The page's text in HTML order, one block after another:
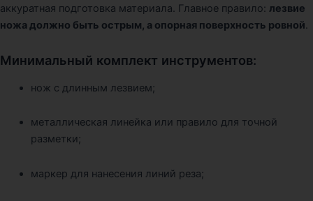
аккуратная подготовка материала. Главное правило: лезвие
ножа должно быть острым, а опорная поверхность ровной.
Минимальный комплект инструментов:
нож с длинным лезвием;
металлическая линейка или правило для точной
разметки;
маркер для нанесения линий реза;